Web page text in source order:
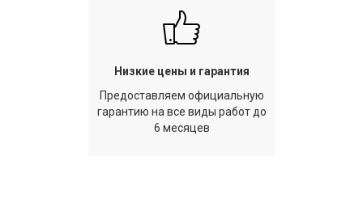
Низкие цены и гарантия
Предоставляем официальную
гарантию на все виды работ до
6 месяцев